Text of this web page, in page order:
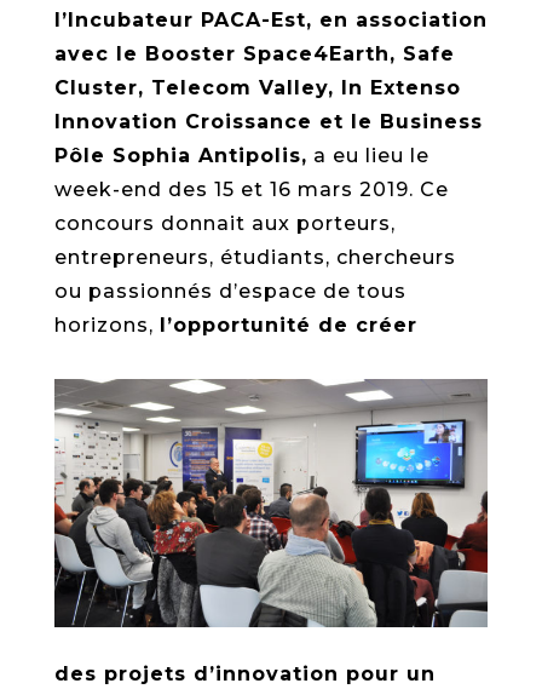
l’Incubateur PACA-Est, en association
avec le Booster Space4Earth, Safe
Cluster, Telecom Valley, In Extenso
Innovation Croissance et le Business
Pôle Sophia Antipolis, a eu lieu le
week-end des 15 et 16 mars 2019. Ce
concours donnait aux porteurs,
entrepreneurs, étudiants, chercheurs
ou passionnés d’espace de tous
horizons, l’opportunité de créer
des projets d’innovation pour un